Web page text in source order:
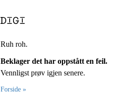
Ruh roh.
Beklager det har oppstått en feil.
Vennligst prøv igjen senere.
Forside »